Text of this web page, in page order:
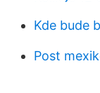
Kde bude
Post